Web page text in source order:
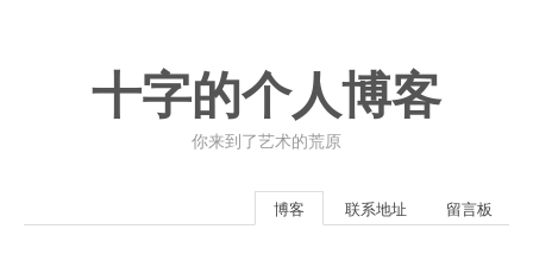
十字的个人博客
你来到了艺术的荒原
博客 联系地址 留言板